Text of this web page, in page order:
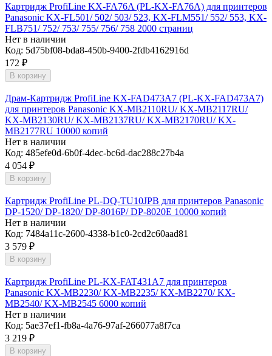
Картридж ProfiLine KX-FA76A (PL-KX-FA76A) для принтеров
Panasonic KX-FL501/ 502/ 503/ 523, KX-FLM551/ 552/ 553, KX-
FLB751/ 752/ 753/ 755/ 756/ 758 2000 страниц
Нет в наличии
Код: 5d75bf08-bda8-450b-9400-2fdb4162916d
172 ₽
В корзину
Драм-Картридж ProfiLine KX-FAD473A7 (PL-KX-FAD473A7)
для принтеров Panasonic KX-MB2110RU/ KX-MB2117RU/
KX-MB2130RU/ KX-MB2137RU/ KX-MB2170RU/ KX-
MB2177RU 10000 копий
Нет в наличии
Код: 485efe0d-6b0f-4dec-bc6d-dac288c27b4a
4 054 ₽
В корзину
Картридж ProfiLine PL-DQ-TU10JPB для принтеров Panasonic
DP-1520/ DP-1820/ DP-8016P/ DP-8020E 10000 копий
Нет в наличии
Код: 7484a11c-2600-4338-b1c0-2cd2c60aad81
3 579 ₽
В корзину
Картридж ProfiLine PL-KX-FAT431A7 для принтеров
Panasonic KX-MB2230/ KX-MB2235/ KX-MB2270/ KX-
MB2540/ KX-MB2545 6000 копий
Нет в наличии
Код: 5ae37ef1-fb8a-4a76-97af-266077a8f7ca
3 219 ₽
В корзину